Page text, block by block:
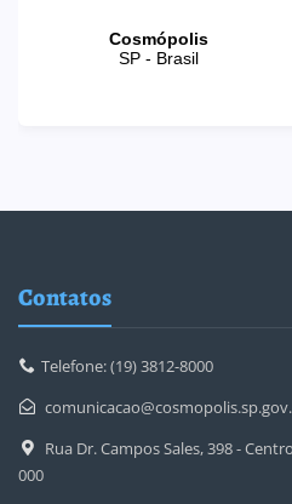
Contatos
Telefone: (19) 3812-8000
Rua Dr. Campos Sales, 398 -
000